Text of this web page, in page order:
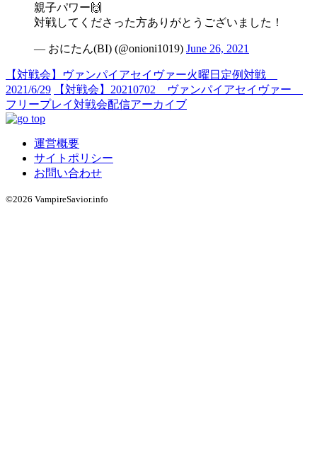
親子パワー🙌
対戦してくださった方ありがとうございました！
— おにたん(BI) (@onioni1019) June 26, 2021
【対戦会】ヴァンパイアセイヴァー火曜日定例対戦
2021/6/29
【対戦会】20210702 ヴァンパイアセイヴァー
フリープレイ対戦会配信アーカイブ
運営概要
サイトポリシー
お問い合わせ
©2026 VampireSavior.info